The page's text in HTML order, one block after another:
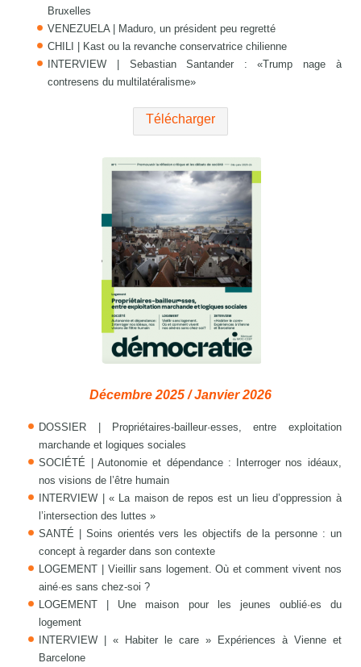
Bruxelles
VENEZUELA | Maduro, un président peu regretté
CHILI | Kast ou la revanche conservatrice chilienne
INTERVIEW | Sebastian Santander : «Trump nage à
contresens du multilatéralisme»
Télécharger
Décembre 2025 / Janvier 2026
DOSSIER | Propriétaires-bailleur·esses, entre exploitation
marchande et logiques sociales
SOCIÉTÉ | Autonomie et dépendance : Interroger nos idéaux,
nos visions de l’être humain
INTERVIEW | « La maison de repos est un lieu d’oppression à
l’intersection des luttes »
SANTÉ | Soins orientés vers les objectifs de la personne : un
concept à regarder dans son contexte
LOGEMENT | Vieillir sans logement. Où et comment vivent nos
ainé·es sans chez-soi ?
LOGEMENT | Une maison pour les jeunes oublié·es du
logement
INTERVIEW | « Habiter le care » Expériences à Vienne et
Barcelone